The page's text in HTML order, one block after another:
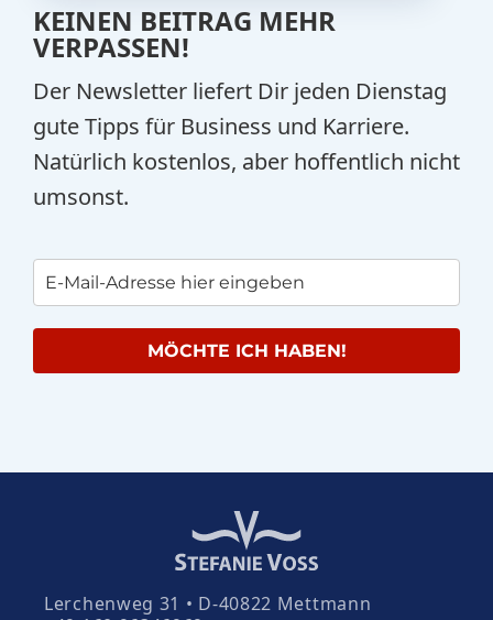
KEINEN BEITRAG MEHR
VERPASSEN!
Der Newsletter liefert Dir jeden Dienstag
gute Tipps für Business und Karriere.
Natürlich kostenlos, aber hoffentlich nicht
umsonst.
MÖCHTE ICH HABEN!
Lerchenweg 31 • D-40822 Mettmann